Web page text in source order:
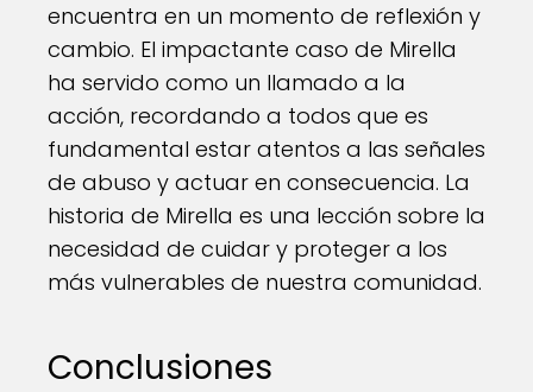
encuentra en un momento de reflexión y
cambio. El impactante caso de Mirella
ha servido como un llamado a la
acción, recordando a todos que es
fundamental estar atentos a las señales
de abuso y actuar en consecuencia. La
historia de Mirella es una lección sobre la
necesidad de cuidar y proteger a los
más vulnerables de nuestra comunidad.
Conclusiones